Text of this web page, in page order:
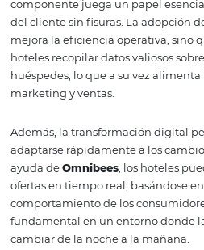
solo comodidad y calidad en
experiencia integral que
información hasta la reserva
comportamiento del
nuevas tecnologías y
En este sentido,Omnibees
a los hoteles a integrar
experiencia del cliente. Desde
propiedades hasta plataformas
componente juega un papel